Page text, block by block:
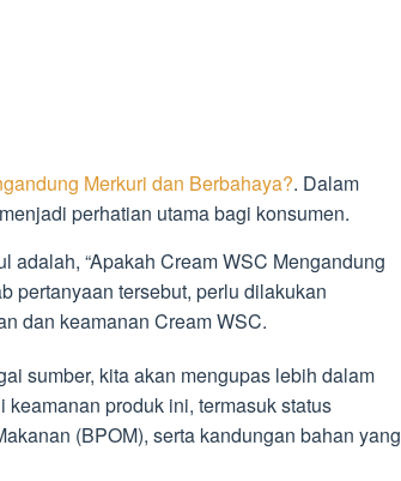
Merkuri dan Berbahaya?. Dalam
perhatian utama bagi konsumen.
adalah, “Apakah Cream WSC Mengandung
pertanyaan tersebut, perlu dilakukan
dan keamanan Cream WSC.
sumber, kita akan mengupas lebih dalam
produk ini, termasuk status
(BPOM), serta kandungan bahan yang